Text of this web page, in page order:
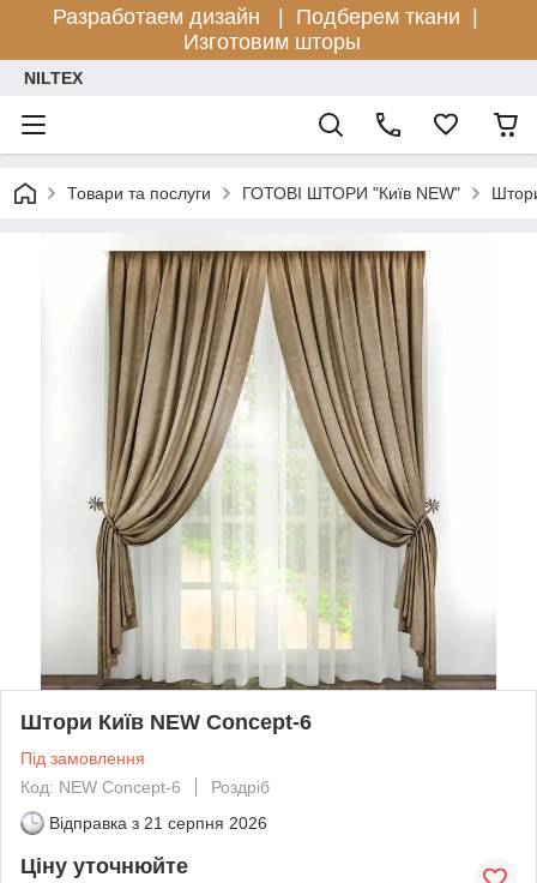
Разработаем дизайн |
Подберем ткани |
Изготовим шторы
NILTEX
Товари та послуги ГОТОВІ ШТОРИ "Київ NEW"
Штори Київ NEW Concept-6
Під замовлення
Код: NEW Concept-6
Роздріб
Відправка з 21 серпня 2026
Ціну уточнюйте